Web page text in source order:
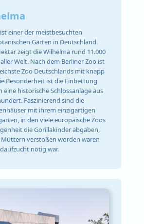
einer der meistbesuchten
Gärten in Deutschland.
zeigt die Wilhelma rund 11.000
Welt. Nach dem Berliner Zoo ist
Zoo Deutschlands mit knapp
Besonderheit ist die Einbettung
eine historische Schlossanlage aus
Faszinierend sind die
mit ihrem einzigartigen
in den viele europäische Zoos
die Gorillakinder abgaben,
verstoßen worden waren
nötig war.